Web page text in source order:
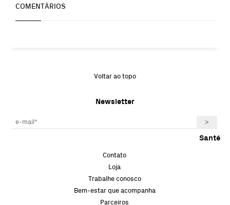
COMENTÁRIOS
Voltar ao topo
Newsletter
Santé
Contato
Loja
Trabalhe conosco
Bem-estar que acompanha
Parceiros